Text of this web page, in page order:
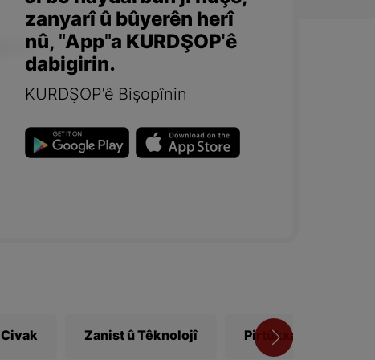
zanyarî û bûyerên herî
nû, "App"a KURDŞOP'ê
dabigirin.
KURDŞOP'ê Bişopînin
Civak Zanist û Têknolojî Pirtûkxane